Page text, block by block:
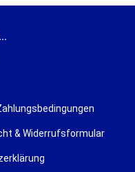
& Widerrufsformular